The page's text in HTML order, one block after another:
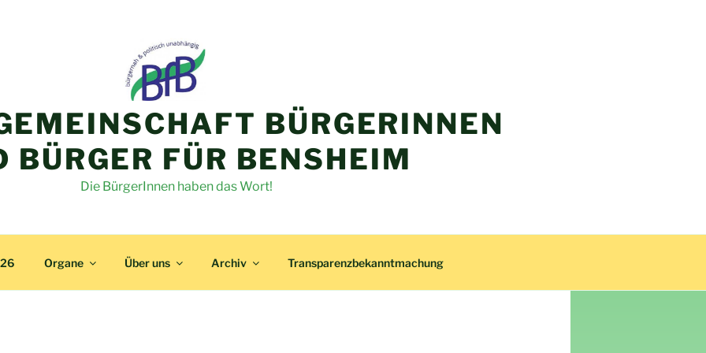
BÜRGERINNEN
BÜRGER FÜR BENSHEIM
Die BürgerInnen haben das Wort!
Organe Über uns Archiv Transparenzbekanntmachung